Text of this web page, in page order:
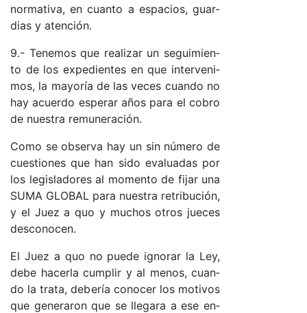
nor­ma­ti­va, en cuan­to a es­pa­cio­s, guar­
dias y aten­ció­n.
9.- Te­ne­mos que rea­li­zar un se­gui­mien­
to de los ex­pe­dien­tes en que in­ter­ve­ni­
mo­s, la ma­yo­ría de las ve­ces cuan­do no
hay acuer­do es­pe­rar años pa­ra el co­bro
de nues­tra re­mu­ne­ra­ció­n.
Co­mo se ob­ser­va hay un sin nú­me­ro de
cues­tio­nes que han si­do eva­lua­das por
los le­gis­la­do­res al mo­men­to de fi­jar una
SU­MA GLO­BAL pa­ra nues­tra re­tri­bu­ció­n,
y el Juez a quo y mu­chos otros jue­ces
des­co­no­cen.
El Juez a quo no pue­de ig­no­rar la Le­y,
de­be ha­cer­la cum­plir y al me­no­s, cuan­
do la tra­ta, de­be­ría co­no­cer los mo­ti­vos
que ge­ne­ra­ron que se lle­ga­ra a ese en­